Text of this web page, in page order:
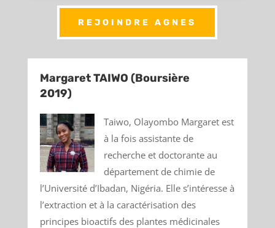
REJOINDRE AGNES
Margaret TAIWO (Boursière
2019)
Taiwo, Olayombo Margaret est
à la fois assistante de
recherche et doctorante au
département de chimie de
l’Université d’Ibadan, Nigéria. Elle s’intéresse à
l’extraction et à la caractérisation des
principes bioactifs des plantes médicinales